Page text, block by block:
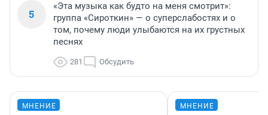
5
«Эта музыка как будто на меня смотрит»:
группа «Сироткин» — о суперслабостях и о
том, почему люди улыбаются на их грустных
песнях
281 Обсудить
МНЕНИЕ МНЕНИЕ